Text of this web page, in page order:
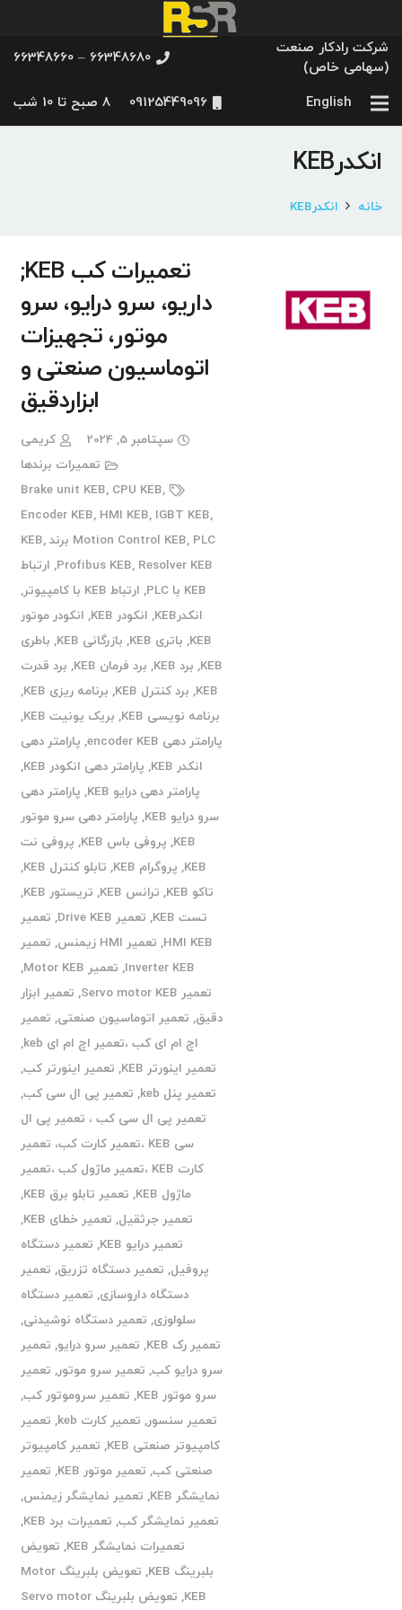
شرکت رادکار صنعت
(سهامی خاص)
66348680 – 66348660
English
09125449096 8 صبح تا 10 شب
انکدرKEB
خانه انکدرKEB
تعمیرات کب KEB;
داریو، سرو درایو، سرو
موتور، تجهیزات
اتوماسیون صنعتی و
ابزاردقیق
سپتامبر 5, 2024
کریمی
تعمیرات برندها
Brake unit KEB, CPU KEB,
Encoder KEB, HMI KEB, IGBT KEB,
Motion Control KEB, PLC برند KEB
,
Profibus KEB, Resolver KEB
, ارتباط
KEB با PLC
, ارتباط KEB با کامپیوتر
,
انکدرKEB
, انکودر KEB , انکودر موتور
KEB
, باتری KEB , بازرگانی KEB , باطری
KEB
, برد KEB , برد فرمان KEB , برد قدرت
KEB
, برد کنترل KEB , برنامه ریزی KEB
,
برنامه نویسی KEB
, بریک یونیت KEB
,
پارامتر دهی encoder KEB
, پارامتر دهی
انکدر KEB
, پارامتر دهی انکودر KEB
,
پارامتر دهی درایو KEB
, پارامتر دهی
سرو درایو KEB
, پارامتر دهی سرو موتور
KEB
, پروفی باس KEB , پروفی نت
KEB
, پروگرام KEB , تابلو کنترل KEB
,
تاکو KEB
, ترانس KEB , تریستور KEB
,
تست KEB
, تعمیر Drive KEB , تعمیر
HMI KEB
, تعمیر HMI زیمنس , تعمیر
Inverter KEB
, تعمیر Motor KEB
,
تعمیر Servo motor KEB
, تعمیر ابزار
دقیق, تعمیر اتوماسیون صنعتی, تعمیر
اچ ام ای کب ،تعمیر اچ ام ای keb
,
تعمیر اینورتر KEB
, تعمیر اینورتر کب,
تعمیر پنل keb
, تعمیر پی ال سی کب,
تعمیر پی ال سی کب ، تعمیر پی ال
سی KEB ،تعمیر کارت کب، تعمیر
کارت KEB ،تعمیر ماژول کب ،تعمیر
ماژول KEB
, تعمیر تابلو برق KEB
,
تعمیر جرثقیل, تعمیر خطای KEB
,
تعمیر درایو KEB
, تعمیر دستگاه
پروفیل, تعمیر دستگاه تزریق, تعمیر
دستگاه داروسازی, تعمیر دستگاه
سلولوزی, تعمیر دستگاه نوشیدنی,
تعمیر رک KEB
, تعمیر سرو درایو, تعمیر
سرو درایو کب, تعمیر سرو موتور, تعمیر
سرو موتور KEB
, تعمیر سروموتور کب,
تعمیر سنسور, تعمیر کارت keb , تعمیر
کامپیوتر صنعتی KEB
, تعمیر کامپیوتر
صنعتی کب, تعمیر موتور KEB , تعمیر
نمایشگر KEB
, تعمیر نمایشگر زیمنس,
تعمیر نمایشگر کب, تعمیرات برد KEB
,
تعمیرات نمایشگر KEB
, تعویض
بلبرینگ KEB
,
تعویض بلبرینگ Motor
KEB
, تعویض بلبرینگ Servo motor